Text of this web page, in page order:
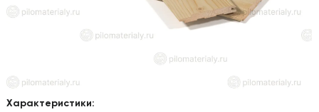
Характеристики: